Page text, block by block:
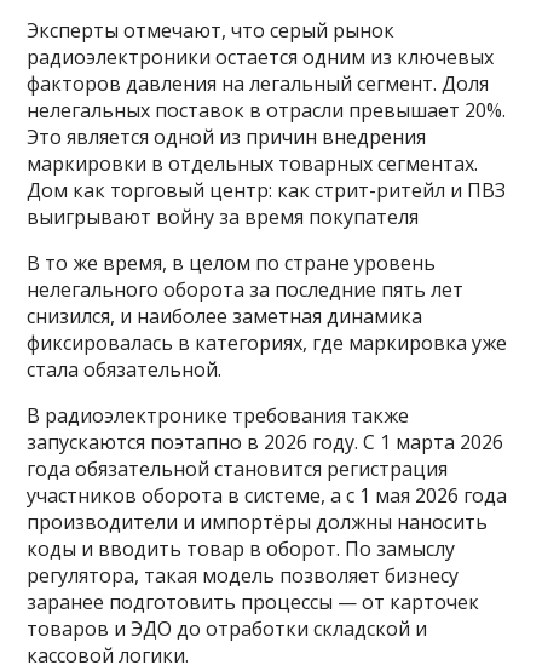
Эксперты отмечают, что серый рынок
радиоэлектроники остается одним из ключевых
факторов давления на легальный сегмент. Доля
нелегальных поставок в отрасли превышает 20%.
Это является одной из причин внедрения
маркировки в отдельных товарных сегментах.
Дом как торговый центр: как стрит-ритейл и ПВЗ
выигрывают войну за время покупателя
В то же время, в целом по стране уровень
нелегального оборота за последние пять лет
снизился, и наиболее заметная динамика
фиксировалась в категориях, где маркировка уже
стала обязательной.
В радиоэлектронике требования также
запускаются поэтапно в 2026 году. С 1 марта 2026
года обязательной становится регистрация
участников оборота в системе, а с 1 мая 2026 года
производители и импортёры должны наносить
коды и вводить товар в оборот. По замыслу
регулятора, такая модель позволяет бизнесу
заранее подготовить процессы — от карточек
товаров и ЭДО до отработки складской и
кассовой логики.